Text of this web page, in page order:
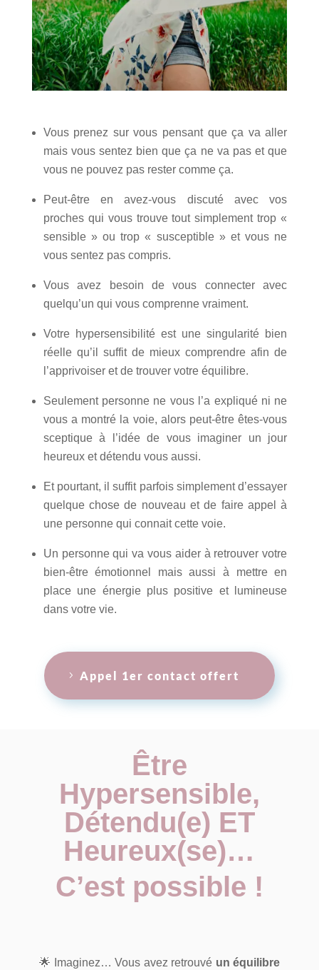
Vous prenez sur vous pensant que ça va aller
mais vous sentez bien que ça ne va pas et que
vous ne pouvez pas rester comme ça.
Peut-être en avez-vous discuté avec vos
proches qui vous trouve tout simplement trop «
sensible » ou trop « susceptible » et vous ne
vous sentez pas compris.
Vous avez besoin de vous connecter avec
quelqu’un qui vous comprenne vraiment.
Votre hypersensibilité est une singularité bien
réelle qu’il suffit de mieux comprendre afin de
l’apprivoiser et de trouver votre équilibre.
Seulement personne ne vous l’a expliqué ni ne
vous a montré la voie, alors peut-être êtes-vous
sceptique à l’idée de vous imaginer un jour
heureux et détendu vous aussi.
Et pourtant, il suffit parfois simplement d’essayer
quelque chose de nouveau et de faire appel à
une personne qui connait cette voie.
Un personne qui va vous aider à retrouver votre
bien-être émotionnel mais aussi à mettre en
place une énergie plus positive et lumineuse
dans votre vie.
Appel 1er contact offert
Être
Hypersensible,
Détendu(e) ET
Heureux(se)…
C’est possible !
🌟 Imaginez… Vous avez retrouvé un équilibre